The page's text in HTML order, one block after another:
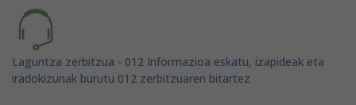
Laguntza zerbitzua - 012 Informazioa eskatu, izapideak eta
iradokizunak burutu 012 zerbitzuaren bitartez